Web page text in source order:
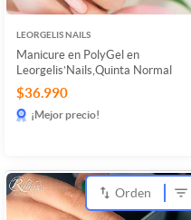
LEORGELIS NAILS
Manicure en PolyGel en
Leorgelis’Nails,Quinta Normal
$36.990
¡Mejor precio!
Orden